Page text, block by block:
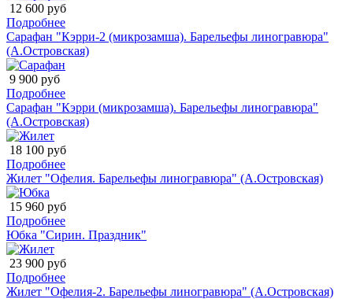
12 600 руб
Подробнее
Сарафан "Кэрри-2 (микрозамша). Барельефы линогравюра"
(А.Островская)
9 900 руб
Подробнее
Сарафан "Кэрри (микрозамша). Барельефы линогравюра"
(А.Островская)
18 100 руб
Подробнее
Жилет "Офелия. Барельефы линогравюра" (А.Островская)
15 960 руб
Подробнее
Юбка "Сирин. Праздник"
23 900 руб
Подробнее
Жилет "Офелия-2. Барельефы линогравюра" (А.Островская)